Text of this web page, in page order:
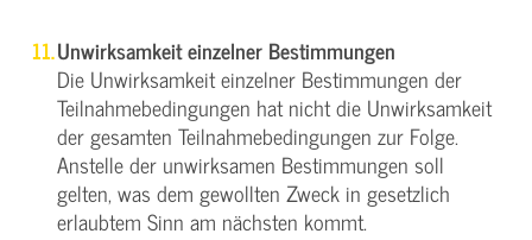
Unwirksamkeit einzelner Bestimmungen
Die Unwirksamkeit einzelner Bestimmungen der
Teilnahmebedingungen hat nicht die Unwirksamkeit
der gesamten Teilnahmebedingungen zur Folge.
Anstelle der unwirksamen Bestimmungen soll
gelten, was dem gewollten Zweck in gesetzlich
erlaubtem Sinn am nächsten kommt.